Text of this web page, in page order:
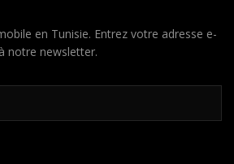
en Tunisie. Entrez votre adresse e-
notre newsletter.